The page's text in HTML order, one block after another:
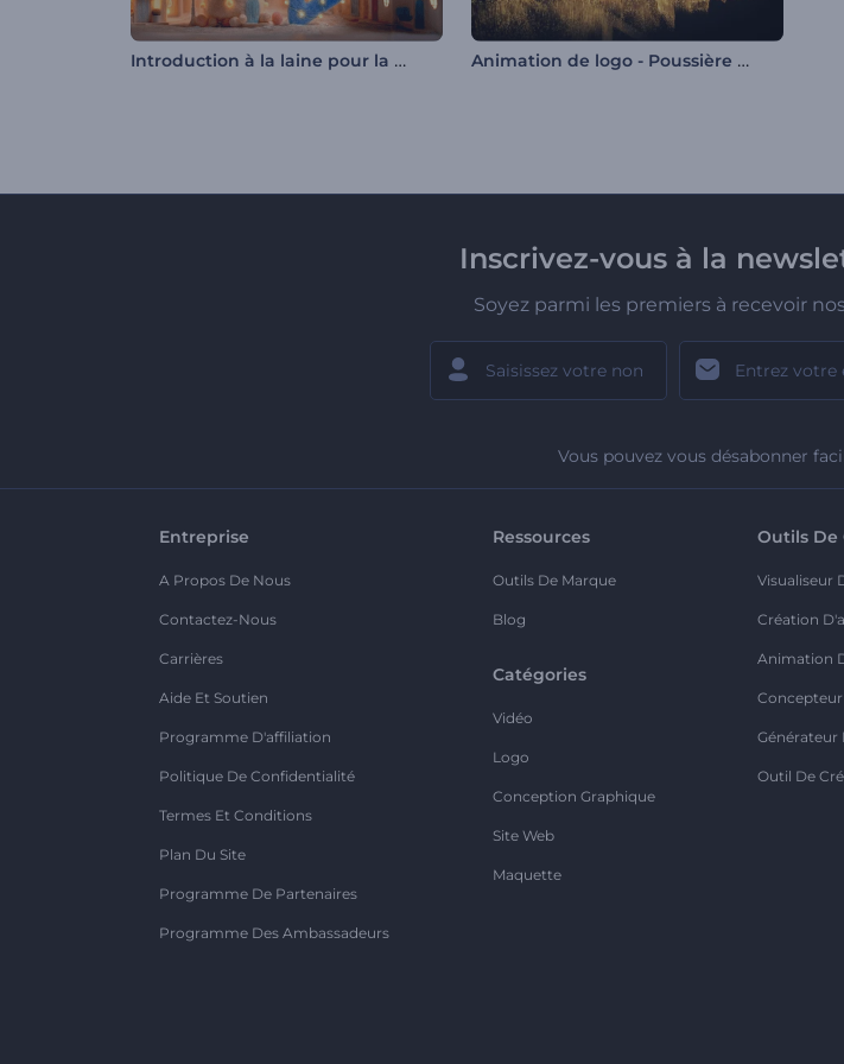
Introduction à la laine pour la veille de Noël Animation de logo - Poussière de paillettes
Inscrivez-vous à la
Soyez parmi les premiers à recevoir
Vous pouvez vous désabonner
Entreprise
A Propos De Nous
Contactez-Nous
Carrières
Aide Et Soutien
Programme D'affiliation
Politique De Confidentialité
Termes Et Conditions
Plan Du Site
Programme De Partenaires
Programme Des Ambassadeurs
Ressources
Outils De Marque
Blog
Catégories
Vidéo
Logo
Conception Graphique
Site Web
Maquette
Outils De
Visualiseur
Création
Animation
Générateur
Outil De